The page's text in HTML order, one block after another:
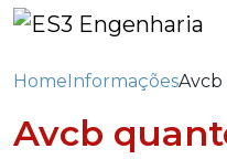
HomeInformações
Avcb